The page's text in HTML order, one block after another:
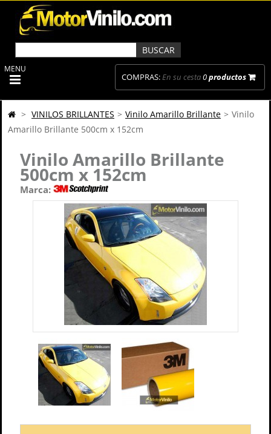
COMPRAS:En su cesta0productos
MENU
> VINILOS BRILLANTES > Vinilo Amarillo Brillante > Vinilo
Amarillo Brillante 500cm x 152cm
Vinilo Amarillo Brillante
500cm x 152cm
Marca: